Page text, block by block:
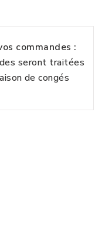
commandes :
seront traitées
de congés